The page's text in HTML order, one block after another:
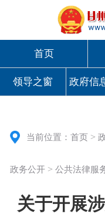
首页
领导之窗 政府信
当前位置：首页 >
政务公开 >公共法律服
关于开展